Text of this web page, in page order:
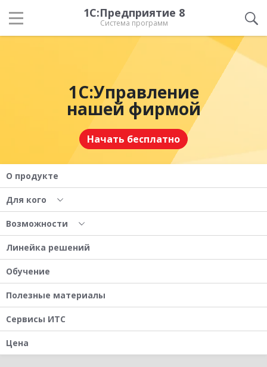
1С:Предприятие 8
Система программ
1С:Управление
нашей фирмой
Начать бесплатно
О продукте
Для кого
Возможности
Линейка решений
Обучение
Полезные материалы
Сервисы ИТС
Цена